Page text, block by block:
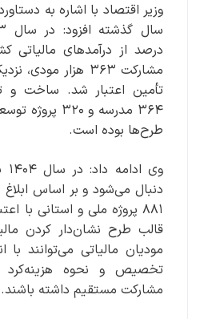
وزیر اقتصاد با اشاره به
مشارکت ۳۶۳ هزار
۳۶۴ مدرسه و
طرح‌ها بوده است.
دنبال می‌شود و بر اساس ابلاغ
قالب طرح نشان‌دار کردن
مودیان مالیاتی می‌توانند با
تخصیص و نحوه هزینه‌کرد
مشارکت مستقیم داشته باشند.